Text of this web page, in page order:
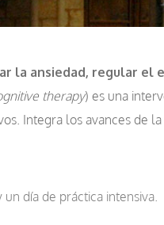
la ansiedad, regular el
therapy) es una
Integra los avances de
día de práctica intensiva.